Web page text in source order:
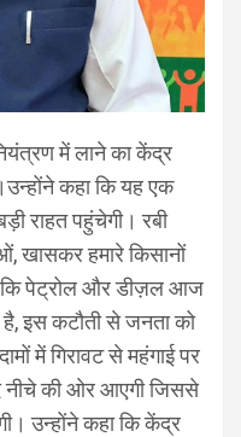
में लाने का केंद्र
कहा कि यह एक
राहत पहुंचेगी। रबी
खासकर हमारे किसानों
कि पेट्रोल और डीज़ल आज
इस कटौती से जनता को
में गिरावट से महंगाई पर
नीचे की ओर आएगी जिससे
उन्होंने कहा कि केंद्र